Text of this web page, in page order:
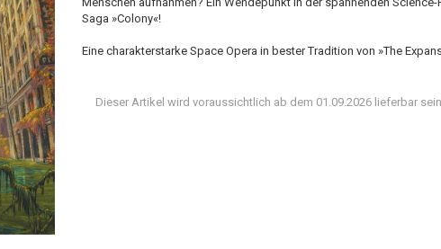
Saga »Colony«!
Eine charakterstarke Space Opera in bester Tradition von »The
Dieser Artikel wird voraussichtlich ab dem 01.09.2026 lieferbar